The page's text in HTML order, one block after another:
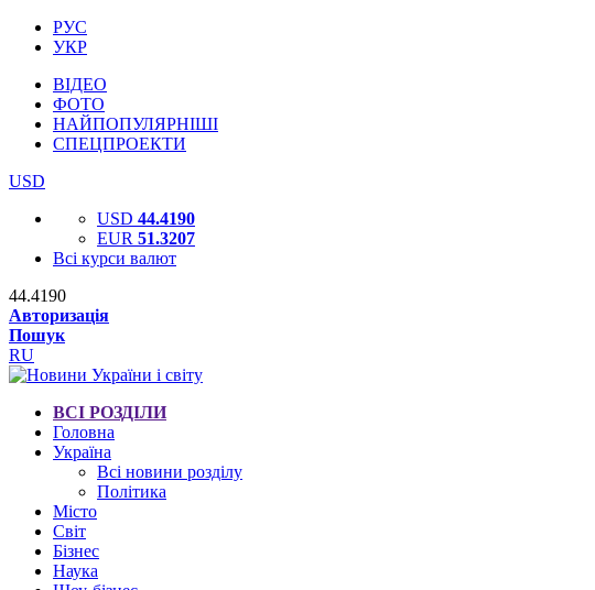
РУС
УКР
ВІДЕО
ФОТО
НАЙПОПУЛЯРНІШІ
СПЕЦПРОЕКТИ
USD
USD 44.4190
EUR 51.3207
Всі курси валют
44.4190
Авторизація
Пошук
RU
ВСІ РОЗДІЛИ
Головна
Україна
Всі новини розділу
Політика
Місто
Світ
Бізнес
Наука